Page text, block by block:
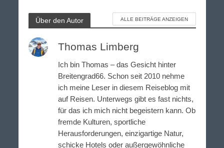
Über den Autor ALLE BEITRÄGE ANZEIGEN
Thomas Limberg
Ich bin Thomas – das Gesicht hinter
Breitengrad66. Schon seit 2010 nehme
ich meine Leser in diesem Reiseblog mit
auf Reisen. Unterwegs gibt es fast nichts,
für das ich mich nicht begeistern kann. Ob
fremde Kulturen, sportliche
Herausforderungen, einzigartige Natur,
schicke Hotels oder außergewöhnliche